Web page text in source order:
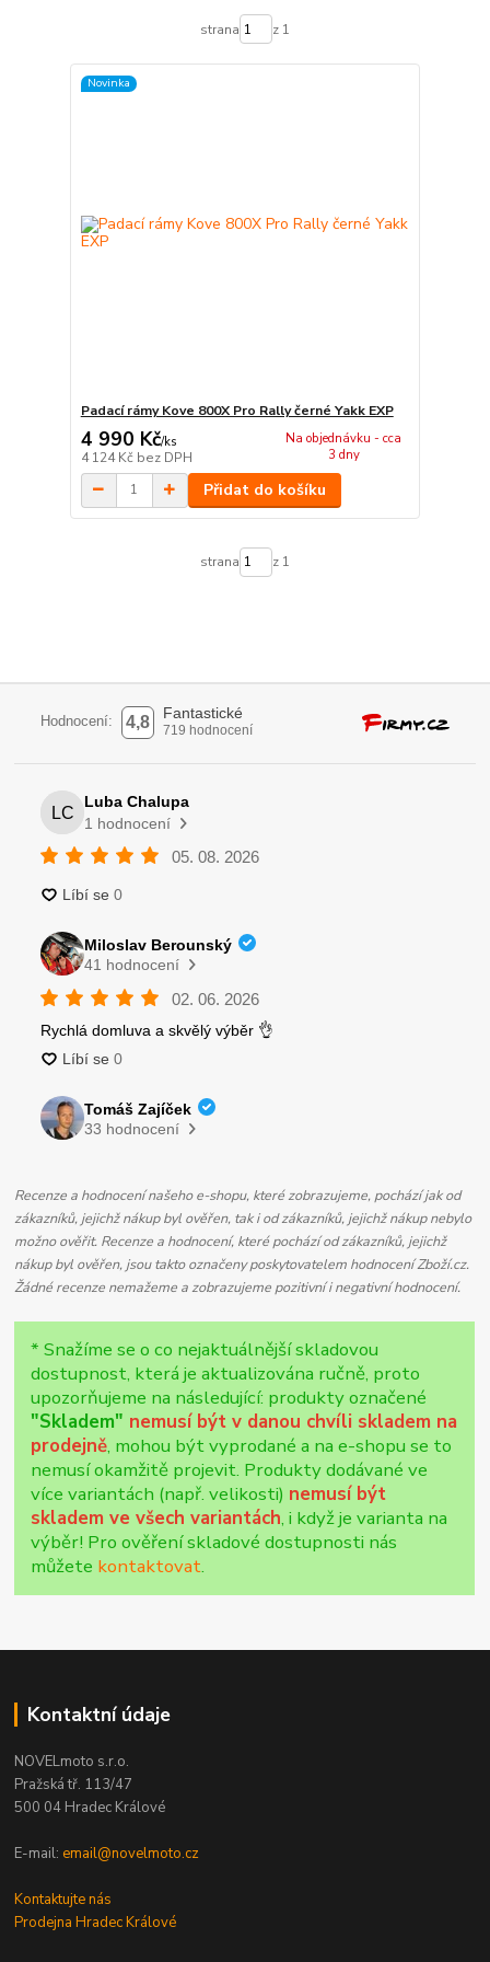
strana z 1
Novinka
Padací rámy Kove 800X Pro Rally černé Yakk EXP
4 990 Kč/ks
4 124 Kč bez DPH
Na objednávku - cca
3 dny
Přidat do košíku
strana z 1
Recenze a hodnocení našeho e-shopu, které zobrazujeme, pochází jak od
zákazníků, jejichž nákup byl ověřen, tak i od zákazníků, jejichž nákup nebylo
možno ověřit. Recenze a hodnocení, které pochází od zákazníků, jejichž
nákup byl ověřen, jsou takto označeny poskytovatelem hodnocení Zboží.cz.
Žádné recenze nemažeme a zobrazujeme pozitivní i negativní hodnocení.
* Snažíme se o co nejaktuálnější skladovou
dostupnost, která je aktualizována ručně, proto
upozorňujeme na následující: produkty označené
"Skladem" nemusí být v danou chvíli skladem na
prodejně, mohou být vyprodané a na e-shopu se to
nemusí okamžitě projevit. Produkty dodávané ve
více variantách (např. velikosti) nemusí být
skladem ve všech variantách, i když je varianta na
výběr! Pro ověření skladové dostupnosti nás
můžete kontaktovat.
Kontaktní údaje
NOVELmoto s.r.o.
Pražská tř. 113/47
500 04 Hradec Králové
E-mail: email@novelmoto.cz
Kontaktujte nás
Prodejna Hradec Králové